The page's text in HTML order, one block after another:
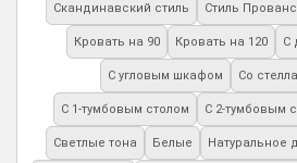
Скандинавский стиль Стиль Прованс
Кровать на 90 Кровать на 120 С
С угловым шкафом Со
С 1-тумбовым столом С 2-тумбовым
Светлые тона Белые Натуральное